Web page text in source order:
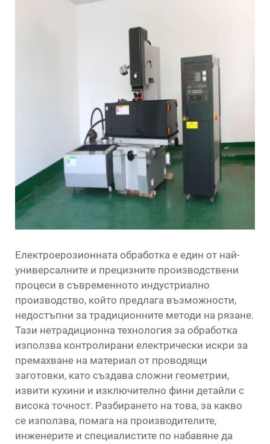
Електроерозионната обработка е един от най-
универсалните и прецизните производствени
процеси в съвременното индустриално
производство, който предлага възможности,
недостъпни за традиционните методи на рязане.
Тази нетрадиционна технология за обработка
използва контролирани електрически искри за
премахване на материал от проводящи
заготовки, като създава сложни геометрии,
извити кухини и изключително фини детайли с
висока точност. Разбирането на това, за какво
се използва, помага на производителите,
инженерите и специалистите по набавяне да